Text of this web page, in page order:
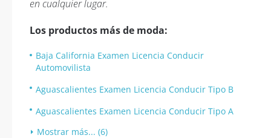
en cualquier lugar.
Los productos más de moda:
Baja California Examen Licencia Conducir
Automovilista
Aguascalientes Examen Licencia Conducir Tipo B
Aguascalientes Examen Licencia Conducir Tipo A
Mostrar más... (6)